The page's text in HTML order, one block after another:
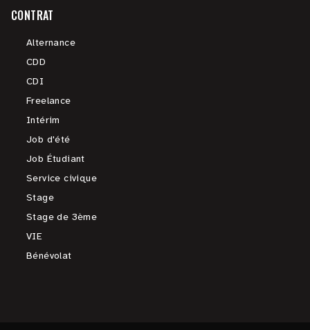
CONTRAT
Alternance
CDD
CDI
Freelance
Intérim
Job d'été
Job Étudiant
Service civique
Stage
Stage de 3ème
VIE
Bénévolat